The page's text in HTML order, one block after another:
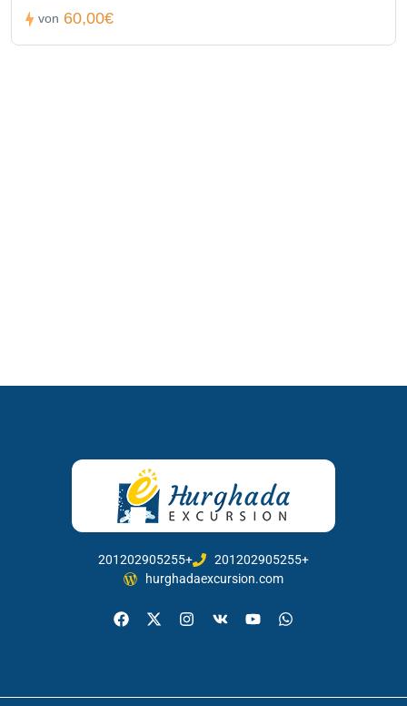
von 60,00€
201202905255+
201202905255+
hurghadaexcursion.com